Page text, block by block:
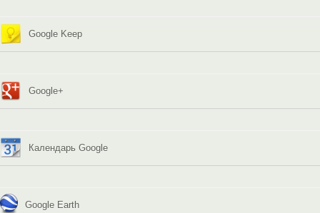
Google Keep
Google+
Календарь Google
Google Earth